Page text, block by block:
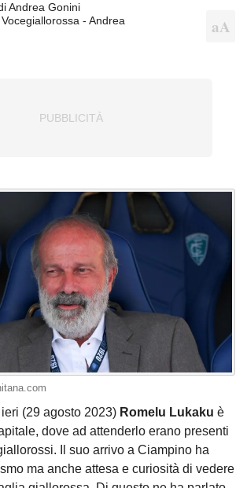
Andrea Gonini
- Andrea
(29 agosto 2023) Romelu Lukaku è
dove ad attenderlo erano presenti
Il suo arrivo a Ciampino ha
ma anche attesa e curiosità di vedere